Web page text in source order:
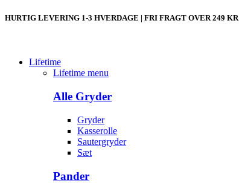
HURTIG LEVERING 1-3 HVERDAGE | FRI FRAGT OVER 249 KR
Lifetime
Lifetime menu
Alle Gryder
Gryder
Kasserolle
Sautergryder
Sæt
Pander